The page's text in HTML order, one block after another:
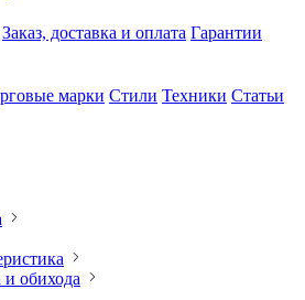
Заказ, доставка и оплата Гарантии
марки Стили Техники Статьи
обихода